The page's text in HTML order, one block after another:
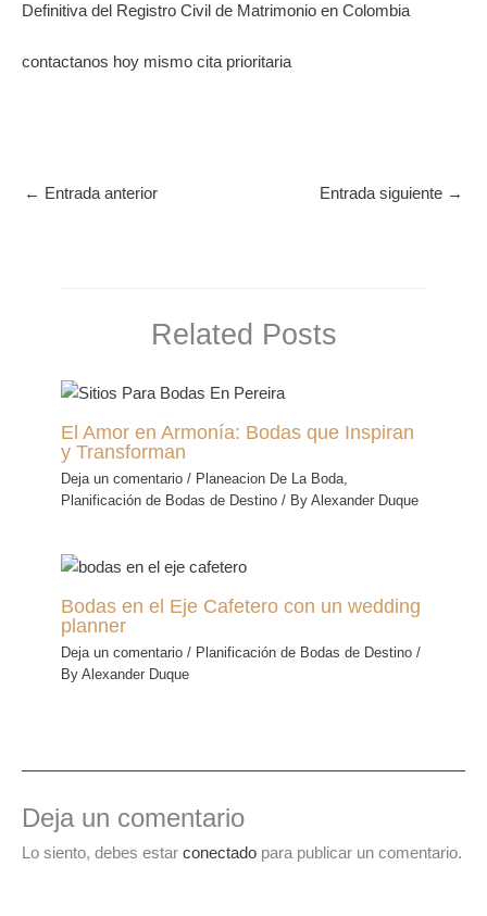
Definitiva del Registro Civil de Matrimonio en Colombia
contactanos hoy mismo cita prioritaria
← Entrada anterior Entrada siguiente →
Related Posts
El Amor en Armonía: Bodas que Inspiran
y Transforman
Deja un comentario / Planeacion De La Boda,
Planificación de Bodas de Destino / ByAlexander Duque
Bodas en el Eje Cafetero con un wedding
planner
Deja un comentario / Planificación de Bodas de Destino /
ByAlexander Duque
Deja un comentario
Lo siento, debes estar conectado para publicar un comentario.